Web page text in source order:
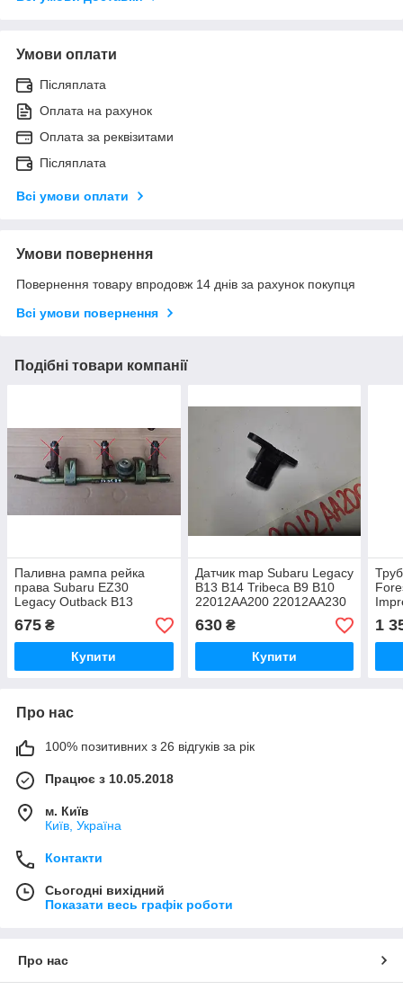
Умови оплати
Післяплата
Оплата на рахунок
Оплата за реквізитами
Післяплата
Всі умови оплати
Умови повернення
Повернення товару впродовж 14 днів за рахунок покупця
Всі умови повернення
Подібні товари компанії
Паливна рампа рейка
права Subaru EZ30
Legacy Outback B13
Tribeca 3.0 17533AA440
17533AA441
675 ₴
Купити
Датчик map Subaru Legacy
B13 B14 Tribeca B9 B10
22012AA200 22012AA230
630₴
Купити
1
Про нас
100% позитивних з 26 відгуків за рік
Працює з 10.05.2018
м. Київ
Київ, Україна
Контакти
Сьогодні вихідний
Показати весь графік роботи
Про нас